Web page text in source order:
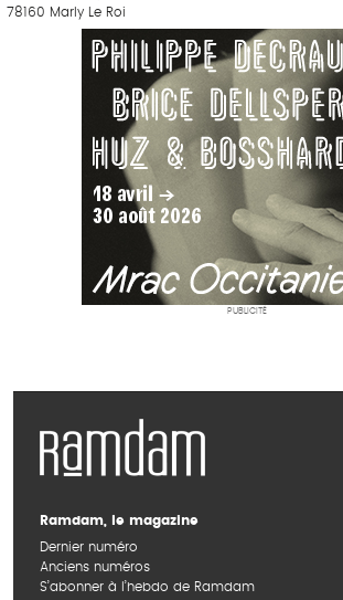
78160 Marly Le Roi
PUBLICITÉ
Ramdam, le magazine
Dernier numéro
Anciens numéros
S’abonner à l’hebdo de Ramdam